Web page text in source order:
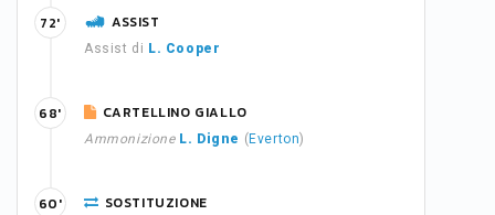
ASSIST
Assist di L. Cooper
72'
CARTELLINO GIALLO
Ammonizione L. Digne ( Everton)
68'
SOSTITUZIONE
60'